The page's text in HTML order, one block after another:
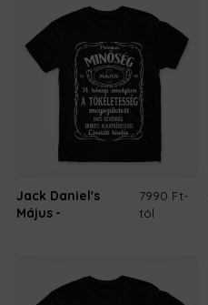
Jack Daniel's
Május
7990 Ft-
tól